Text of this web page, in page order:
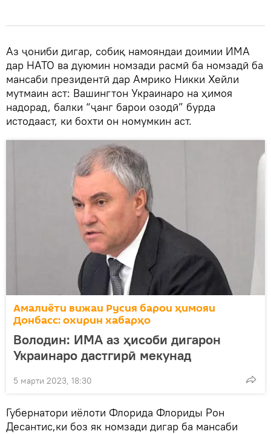
Аз ҷониби дигар, собиқ намояндаи доимии ИМА
дар НАТО ва дуюмин номзади расмӣ ба номзадӣ ба
мансаби президентӣ дар Амрико Никки Хейли
мутмаин аст: Вашингтон Украинаро на ҳимоя
надорад, балки “ҷанг барои озодӣ” бурда
истодааст, ки бохти он номумкин аст.
Амалиёти вижаи Русия барои ҳимояи
Донбасс: охирин хабарҳо
Володин: ИМА аз ҳисоби дигарон
Украинаро дастгирӣ мекунад
5 марти 2023, 18:30
Губернатори иёлоти Флорида Флориды Рон
Десантис,ки боз як номзади дигар ба мансаби